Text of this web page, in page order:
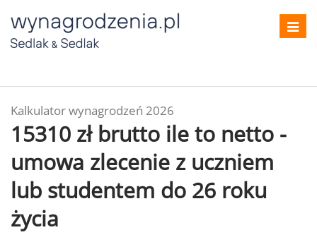
Kalkulator wynagrodzeń 2026
15310 zł brutto ile to netto -
umowa zlecenie z uczniem
lub studentem do 26 roku
życia